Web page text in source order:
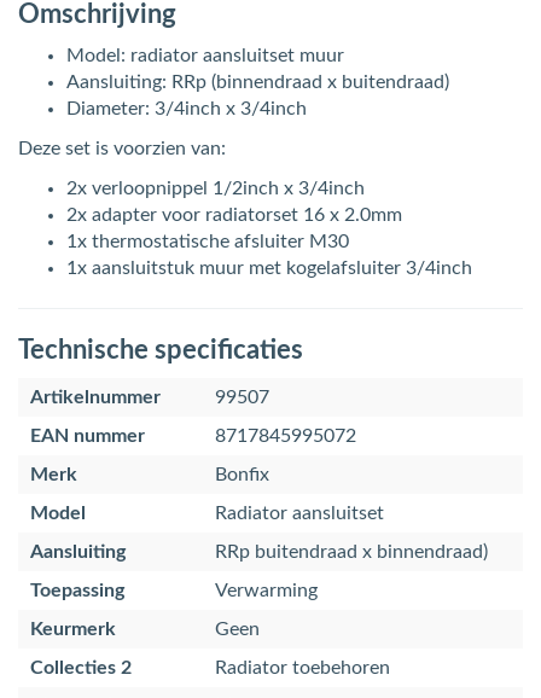
Omschrijving
Model: radiator aansluitset muur
Aansluiting: RRp (binnendraad x buitendraad)
Diameter: 3/4inch x 3/4inch
Deze set is voorzien van:
2x verloopnippel 1/2inch x 3/4inch
2x adapter voor radiatorset 16 x 2.0mm
1x thermostatische afsluiter M30
1x aansluitstuk muur met kogelafsluiter 3/4inch
Technische specificaties
Artikelnummer
99507
EAN nummer
8717845995072
Merk
Bonfix
Model
Radiator aansluitset
Aansluiting
RRp buitendraad x binnendraad)
Toepassing
Verwarming
Keurmerk
Geen
Collecties 2
Radiator toebehoren